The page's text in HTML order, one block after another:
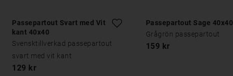
Passepartout Svart med Vit
kant 40x40
Svensktillverkad passepartout
svart med vit kant
129 kr
Passepartout Sage 40x40
Grågrön passepartout
159 kr